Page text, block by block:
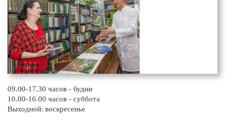
09.00-17.30 часов - будни
10.00-16.00 часов - суббота
Выходной: воскресенье